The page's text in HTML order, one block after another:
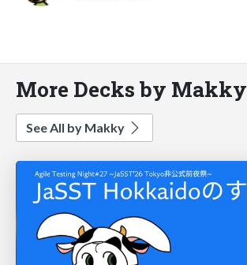
More Decks by Makky
See All by Makky